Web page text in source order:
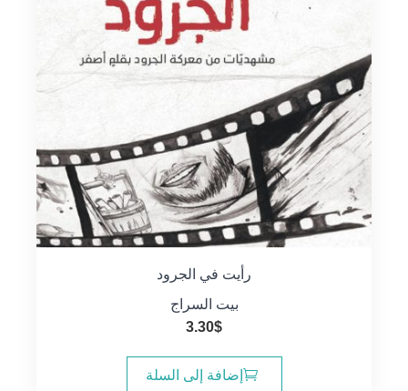
رأيت في الجرود
بيت السراج
3.30$
إضافة إلى السلة